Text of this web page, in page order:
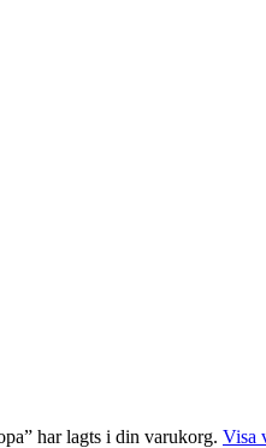
har lagts i din varukorg. Visa